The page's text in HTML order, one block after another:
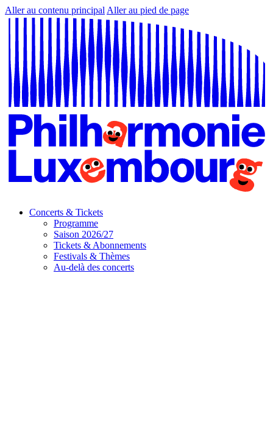
Aller au contenu principal Aller au pied de page
Concerts & Tickets
Programme
Saison 2026/27
Tickets & Abonnements
Festivals & Thèmes
Au-delà des concerts